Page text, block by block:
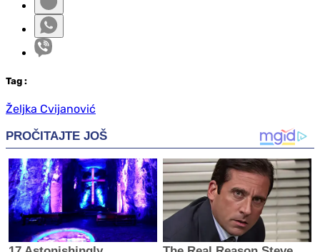
Tag :
Željka Cvijanović